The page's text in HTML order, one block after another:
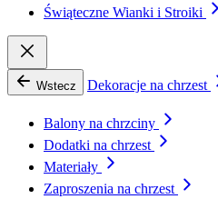
Świąteczne Wianki i Stroiki
Wstecz Dekoracje na chrzest
Balony na chrzciny
Dodatki na chrzest
Materiały
Zaproszenia na chrzest